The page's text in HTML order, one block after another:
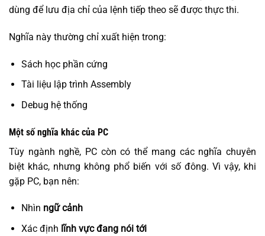
dùng để lưu địa chỉ của lệnh tiếp theo sẽ được thực thi.
Nghĩa này thường chỉ xuất hiện trong:
Sách học phần cứng
Tài liệu lập trình Assembly
Debug hệ thống
Một số nghĩa khác của PC
Tùy ngành nghề, PC còn có thể mang các nghĩa chuyên
biệt khác, nhưng không phổ biến với số đông. Vì vậy, khi
gặp PC, bạn nên:
Nhìn ngữ cảnh
Xác định lĩnh vực đang nói tới